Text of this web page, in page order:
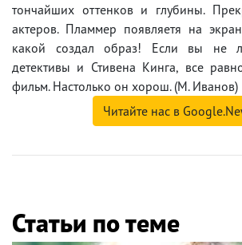
тончайших оттенков и глубины.
актеров. Пламмер появляетя на
какой создал образ! Если вы не
детективы и Стивена Кинга, все
фильм. Настолько он хорош. (М. Иванов)
Читайте нас в
Статьи по теме